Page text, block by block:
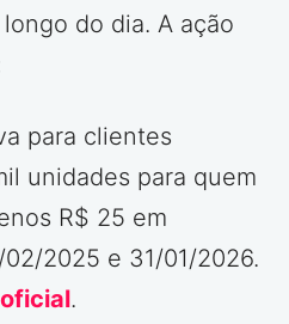
do dia. A ação
para clientes
unidades para quem
R$ 25 em
2025 e 31/01/2026.
.